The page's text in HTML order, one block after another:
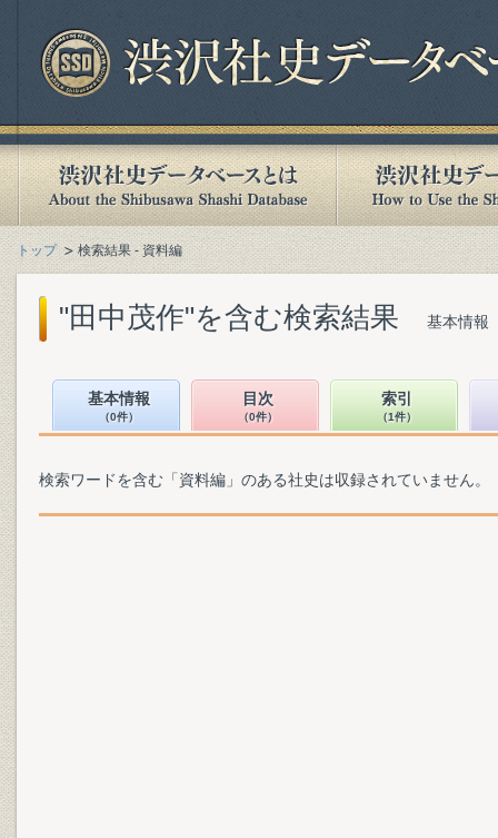
トップ 検索結果 - 資料編
"田中茂作"を含む検索結果 基本情報
基本情報
（0件）
目次
（0件）
索引
（1件）
検索ワードを含む「資料編」のある社史は収録されていません。